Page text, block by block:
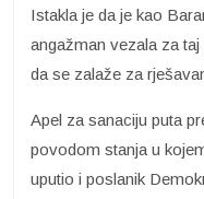
Istakla je da je kao
angažman vezala za
da se zalaže za
Apel za sanaciju puta
povodom stanja u
uputio i poslanik